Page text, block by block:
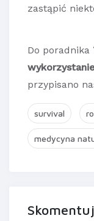
zastąpić
Do poradnika
przypisano
survival
medycyna